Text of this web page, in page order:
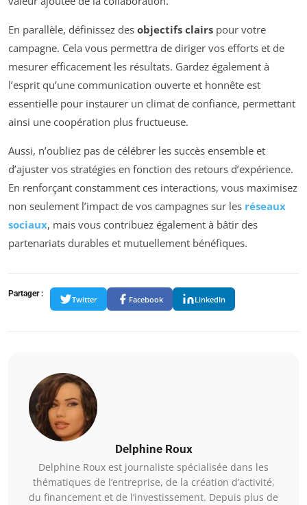
En parallèle, définissez des objectifs clairs pour votre
campagne. Cela vous permettra de diriger vos efforts et de
mesurer efficacement les résultats. Gardez également à
l’esprit qu’une communication ouverte et honnête est
essentielle pour instaurer un climat de confiance, permettant
ainsi une coopération plus fructueuse.
Aussi, n’oubliez pas de célébrer les succès ensemble et
d’ajuster vos stratégies en fonction des retours d’expérience.
En renforçant constamment ces interactions, vous maximisez
non seulement l’impact de vos campagnes sur les réseaux
sociaux, mais vous contribuez également à bâtir des
partenariats durables et mutuellement bénéfiques.
Partager :
Twitter Facebook LinkedIn
Delphine Roux
Delphine Roux est journaliste spécialisée dans les
thématiques de l’entreprise, de la création d’activité,
du financement et de l’investissement. Depuis plus de